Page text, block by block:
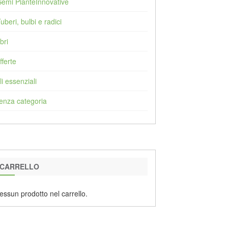
bulbi e radici
essenziali
categoria
CARRELLO
prodotto nel carrello.